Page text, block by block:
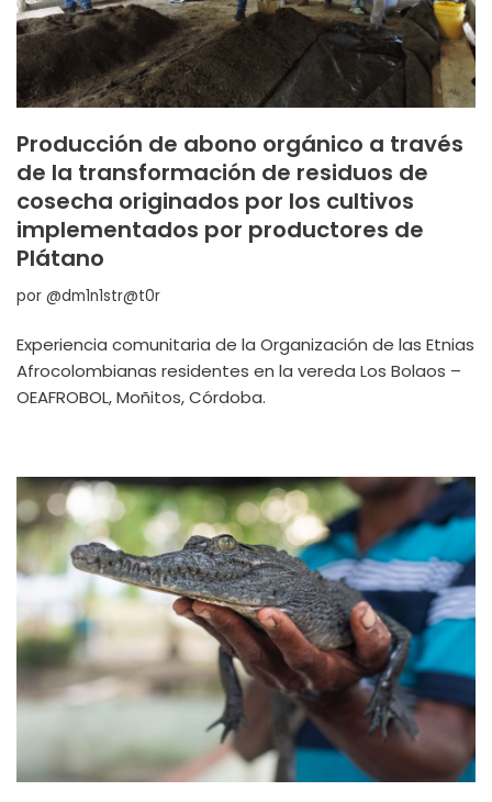
Producción de abono orgánico a través
de la transformación de residuos de
cosecha originados por los cultivos
implementados por productores de
Plátano
por @dm1n1str@t0r
Experiencia comunitaria de la Organización de las Etnias
Afrocolombianas residentes en la vereda Los Bolaos –
OEAFROBOL, Moñitos, Córdoba.